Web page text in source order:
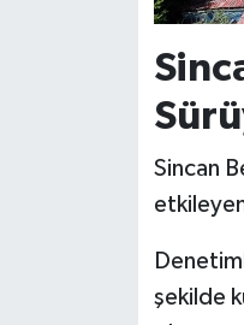
Sincan
şekilde